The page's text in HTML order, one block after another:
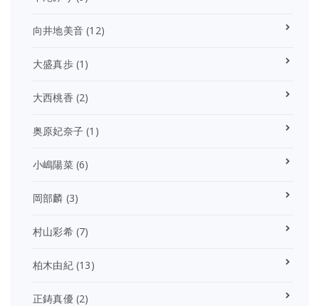
向井地美音 (12)
大盛真歩(1)
大西桃香 (2)
奥原妃奈子 (1)
小嶋陽菜(6)
岡部麟 (3)
村山彩希(7)
柏木由紀(13)
正鋳真優(2)